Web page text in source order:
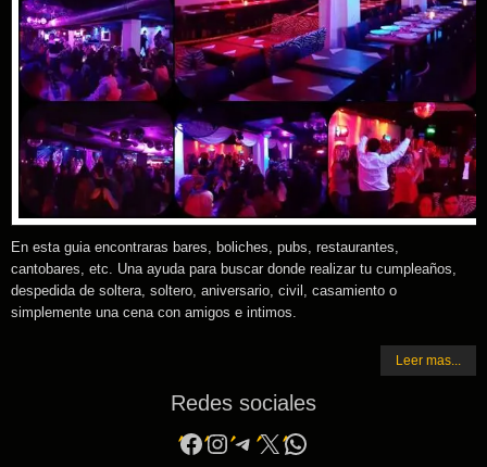
En esta guia encontraras bares, boliches, pubs, restaurantes,
cantobares, etc. Una ayuda para buscar donde realizar tu cumpleaños,
despedida de soltera, soltero, aniversario, civil, casamiento o
simplemente una cena con amigos e intimos.
Leer mas...
Redes sociales
Facebook
Instagram
Telegram
X WhatsApp